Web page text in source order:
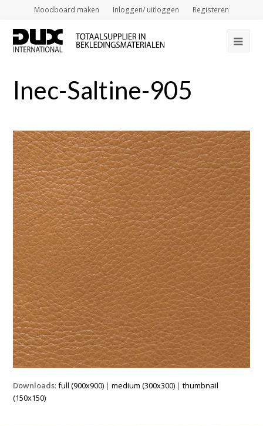
Moodboard maken Inloggen/ uitloggen Registeren
Inec-Saltine-905
Downloads:full (900x900) |medium (300x300) |thumbnail
(150x150)